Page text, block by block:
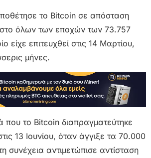
το Bitcoin σε απόσταση
όλων των εποχών των 73.757
είχε επιτευχθεί στις 14 Μαρτίου,
μήνες.
που το Bitcoin διαπραγματεύτηκε
13 Ιουνίου, όταν άγγιξε τα 70.000
συνέχεια αντιμετώπισε αντίσταση